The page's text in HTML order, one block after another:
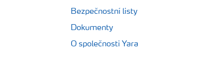
Bezpečnostní listy
Dokumenty
O společnosti Yara